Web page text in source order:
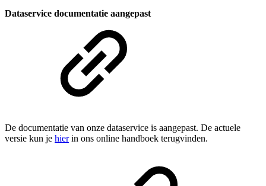
Dataservice documentatie aangepast
De documentatie van onze dataservice is aangepast. De actuele
versie kun je hierin ons online handboek terugvinden.